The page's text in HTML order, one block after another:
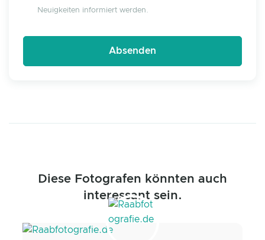
Neuigkeiten informiert werden.
Diese Fotografen könnten auch
interessant sein.